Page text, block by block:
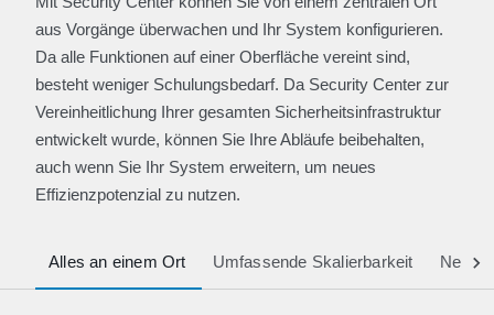
aus Vorgänge überwachen und Ihr System konfigurieren.
Da alle Funktionen auf einer Oberfläche vereint sind,
besteht weniger Schulungsbedarf. Da Security Center zur
Vereinheitlichung Ihrer gesamten Sicherheitsinfrastruktur
entwickelt wurde, können Sie Ihre Abläufe beibehalten,
auch wenn Sie Ihr System erweitern, um neues
Effizienzpotenzial zu nutzen.
Alles an einem Ort Umfassende Skalierbarkeit Neue